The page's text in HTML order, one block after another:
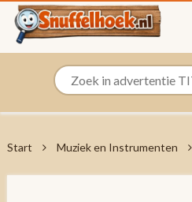
Start Muziek en Instrumenten